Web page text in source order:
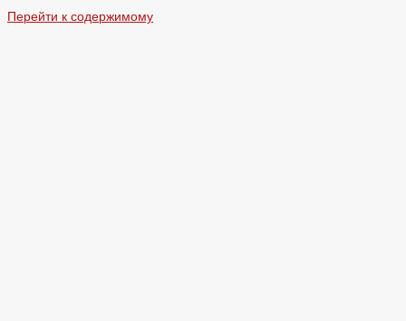
Перейти к содержимому